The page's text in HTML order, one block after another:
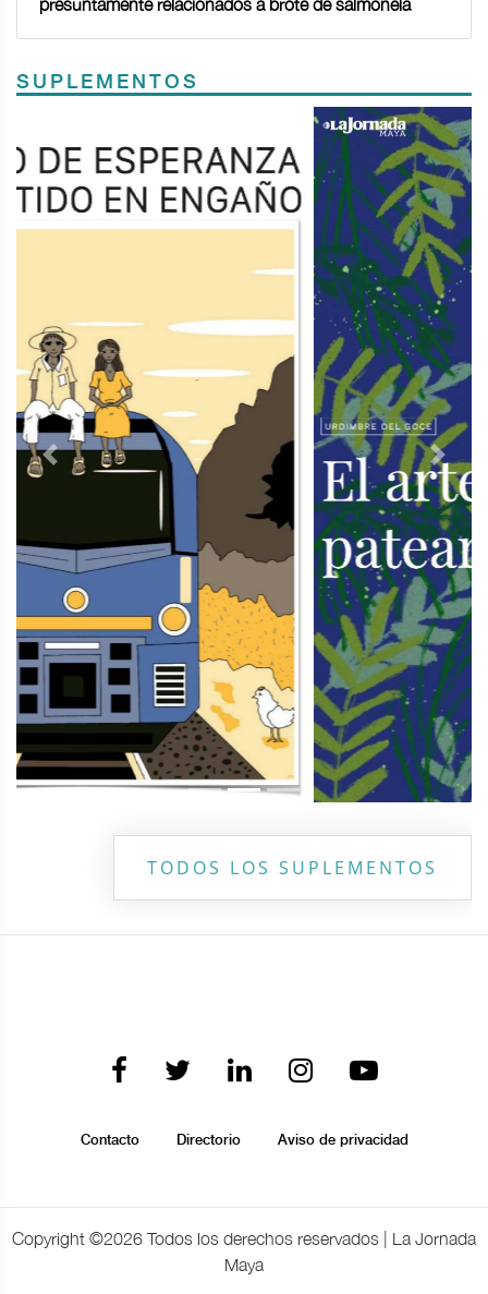
presuntamente relacionados a brote de salmonela
SUPLEMENTOS
Previous Next
TODOS LOS SUPLEMENTOS
Contacto Directorio Aviso de privacidad
Copyright ©2026 Todos los derechos reservados | La Jornada
Maya